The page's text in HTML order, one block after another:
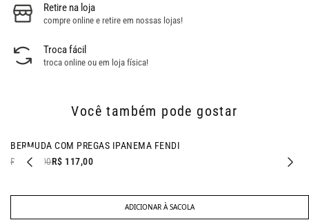
Retire na loja
compre online e retire em nossas lojas!
Troca fácil
troca online ou em loja física!
Você também pode gostar
- 51% OFF
BERMUDA COM PREGAS IPANEMA FENDI
R$ 237,00R$ 117,00
ADICIONAR À SACOLA